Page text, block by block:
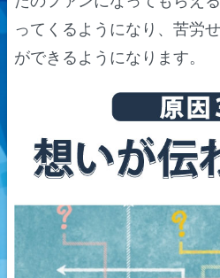
ってくるようになり、苦労
ができるようになります。